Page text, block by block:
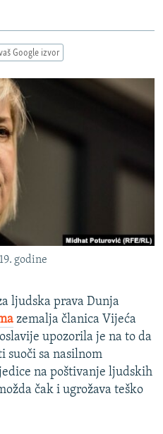
Google izvor
godine
ljudska prava Dunja
zemalja članica Vijeća
upozorila je na to da
suoči sa nasilnom
na poštivanje ljudskih
čak i ugrožava teško